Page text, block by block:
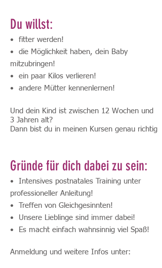
Du willst:
• fitter werden!
• die Möglichkeit haben, dein Baby
mitzubringen!
• ein paar Kilos verlieren!
• andere Mütter kennenlernen!
Und dein Kind ist zwischen 12 Wochen und
3 Jahren alt?
Dann bist du in meinen Kursen genau richtig
Gründe für dich dabei zu sein:
• Intensives postnatales Training unter
professioneller Anleitung!
• Treffen von Gleichgesinnten!
• Unsere Lieblinge sind immer dabei!
•
Es macht einfach wahnsinnig viel Spaß!
Anmeldung und weitere Infos unter: